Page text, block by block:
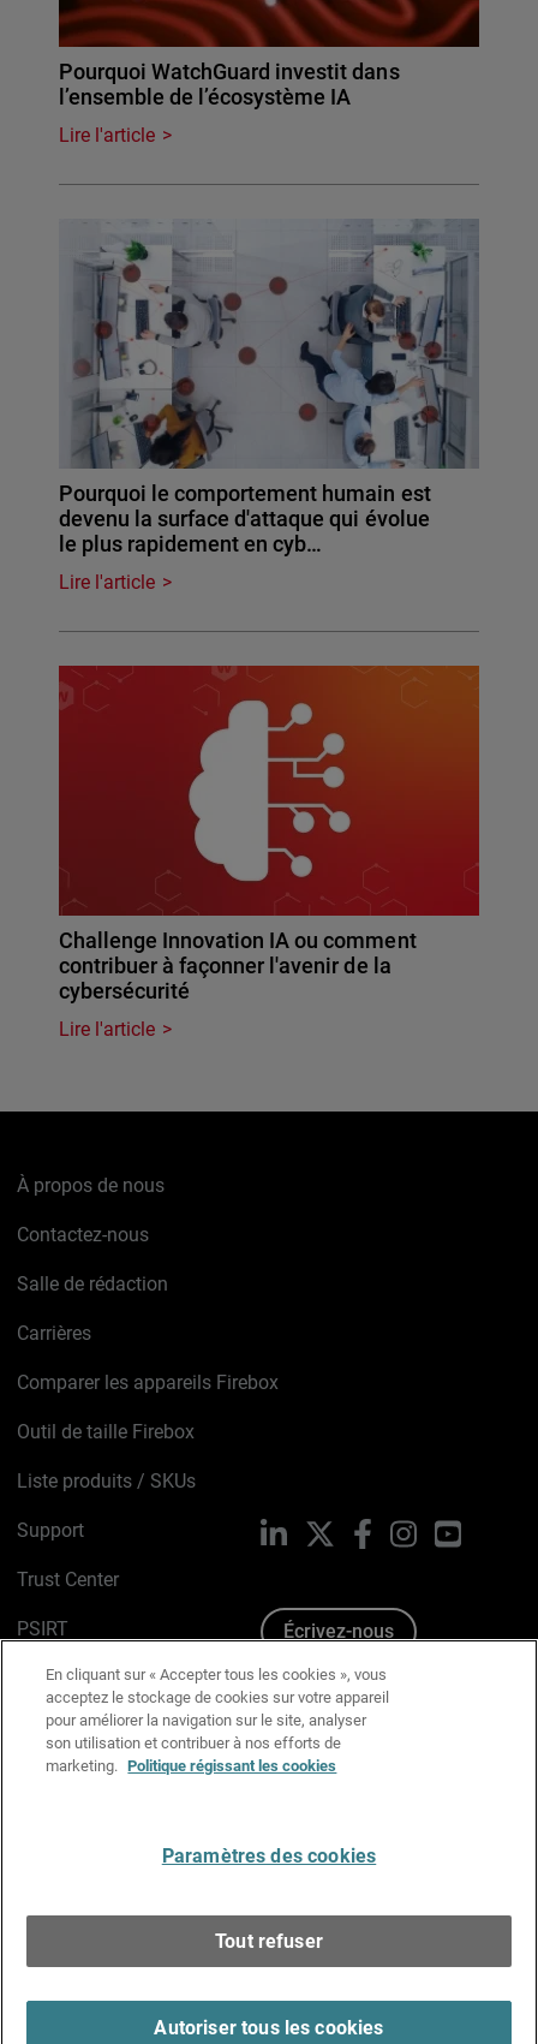
Pourquoi WatchGuard investit dans
l’ensemble de l’écosystème IA
Lire l'article
Pourquoi le comportement humain est
devenu la surface d'attaque qui évolue
le plus rapidement en cyb…
Lire l'article
Challenge Innovation IA ou comment
contribuer à façonner l'avenir de la
cybersécurité
Lire l'article
À propos de nous
Contactez-nous
Salle de rédaction
Carrières
Comparer les appareils Firebox
Outil de taille Firebox
Liste produits / SKUs
Support
Trust Center
PSIRT
Avis sur les cookies
Politique de confidentialité
Charte Graphique
LinkedIn FacebookInstagramYouTube
Écrivez-nous
En cliquant sur « Accepter tous les cookies », vous
acceptez le stockage de cookies sur votre appareil
pour améliorer la navigation sur le site, analyser
son utilisation et contribuer à nos efforts de
marketing. Politique régissant les cookies
Paramètres des cookies
Tout refuser
Autoriser tous les cookies